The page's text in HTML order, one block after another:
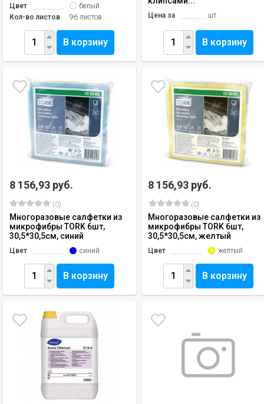
Цвет
белый
Кол-во листов
96 листов
В корзину
Цена за шт.
В корзину
8 156,93 руб.
(0)
Многоразовые салфетки из
микрофибры TORK 6шт,
30,5*30,5см, синий
Цвет синий
В корзину
8 156,93 руб.
(0)
Многоразовые салфетки из
микрофибры TORK 6шт,
30,5*30,5см, желтый
Цвет желтый
В корзину